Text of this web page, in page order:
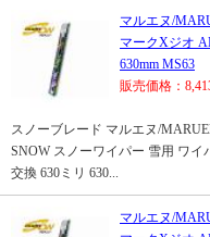
マルエヌ/
マークXジオ
630mm MS63
販売価格：
スノーブレード マルエヌ/
SNOW スノーワイパー 雪用 ワ
交換 630ミリ 630...
マルエヌ/